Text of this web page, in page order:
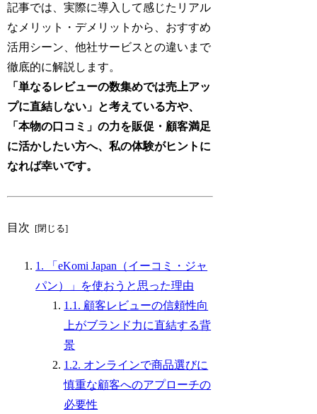
記事では、実際に導入して感じたリアル
なメリット・デメリットから、おすすめ
活用シーン、他社サービスとの違いまで
徹底的に解説します。
「単なるレビューの数集めでは売上アッ
プに直結しない」と考えている方や、
「本物の口コミ」の力を販促・顧客満足
に活かしたい方へ、私の体験がヒントに
なれば幸いです。
目次
1. 「eKomi Japan（イーコミ・ジャ
パン）」を使おうと思った理由
1.1. 顧客レビューの信頼性向
上がブランド力に直結する背
景
1.2. オンラインで商品選びに
慎重な顧客へのアプローチの
必要性